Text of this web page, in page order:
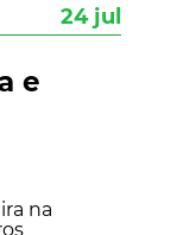
24 jul
e
na